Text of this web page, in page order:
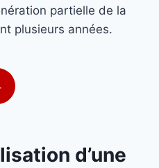
partielle de la
plusieurs années.
d’une